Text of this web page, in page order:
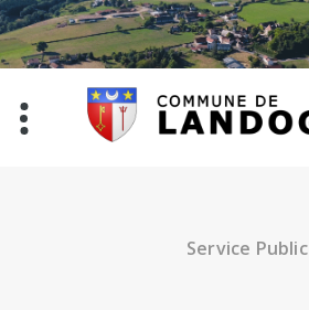
Aller
au
contenu
Service Public